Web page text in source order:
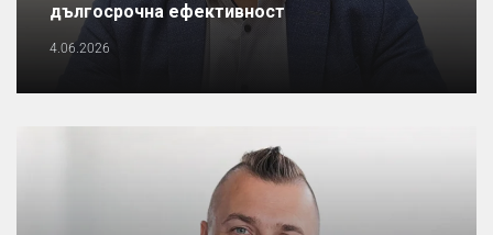
дългосрочна ефективност
4.06.2026